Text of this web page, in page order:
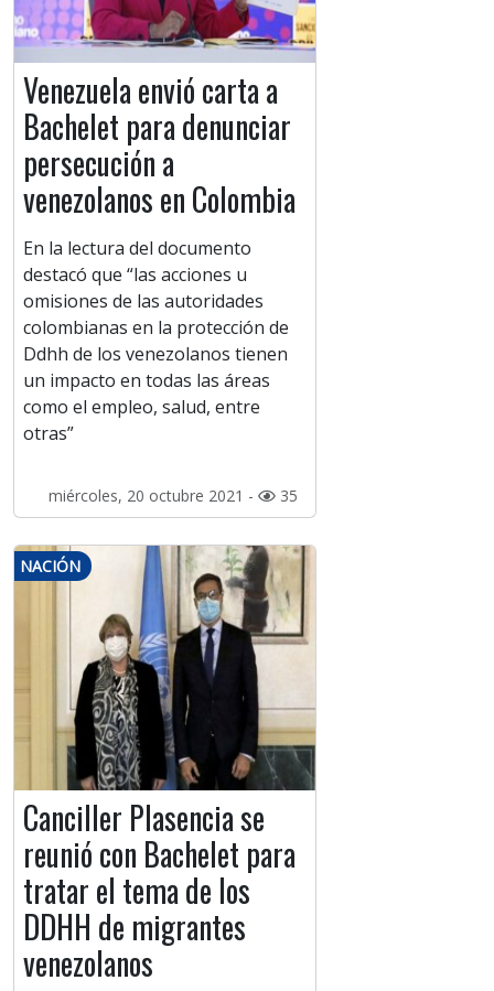
Venezuela envió carta a
Bachelet para denunciar
persecución a
venezolanos en Colombia
En la lectura del documento
destacó que “las acciones u
omisiones de las autoridades
colombianas en la protección de
Ddhh de los venezolanos tienen
un impacto en todas las áreas
como el empleo, salud, entre
otras”
miércoles, 20 octubre 2021 - 35
NACIÓN
Canciller Plasencia se
reunió con Bachelet para
tratar el tema de los
DDHH de migrantes
venezolanos